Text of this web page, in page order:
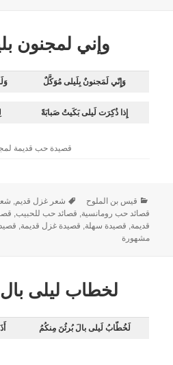
وإني لمجنون
وَإِنّي لَمَجنونٌ بِلَيلى مُوَكَّلٌ
إِذا ذُكِرَت لَيلى بَكَيتُ صَبابَةً
قصيدة حب قديمة
قيس بن الملوح شعر غزل قديم,
قصائد حب رومانسية, قصائد حب للحبيب,
قديمة, قصيدة سهلة, قصيدة غزل قديمة,
مشهورة
لخطاب ليلى
لَخُطّابُ لَيلى بالَ بُرثُنَ مِنكُمُ